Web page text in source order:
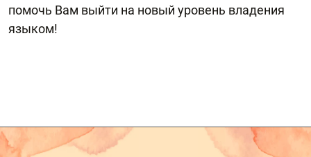
помочь Вам выйти на новый уровень владения
языком!